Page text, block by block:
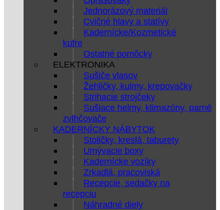
Jednorázový materiál
Cvičné hlavy a statívy
Kadernícke/Kozmetické
kufre
Ostatné pomôcky
ELEKTRONIKA
Sušiče vlasov
Žehličky, kulmy, krepovačky
Strihacie strojčeky
Sušiace helmy, klimazóny, parné
zvlhčovače
KADERNÍCKY NÁBYTOK
Stoličky, kreslá, taburety
Umývacie boxy
Kadernícke vozíky
Zrkadlá, pracoviská
Recepcie, sedačky na
recepciu
Náhradné diely